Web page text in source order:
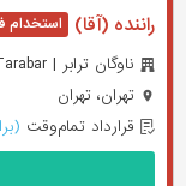
راننده (آقا)
ناوگان ترابر | Tehran Navgan Tarabar
تهران، تهران
قرارداد تمام‌وقت